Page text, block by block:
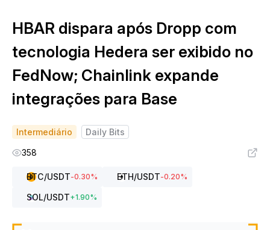
HBAR dispara após Dropp com
tecnologia Hedera ser exibido no
FedNow; Chainlink expande
integrações para Base
Intermediário
Daily Bits
358
BTC/USDT-0.30% ETH/USDT-0.20%
SOL/USDT+1.90%